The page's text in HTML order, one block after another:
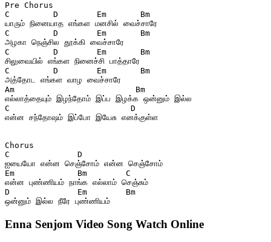
Pre Chorus
C         D        Em       Bm
யாரும் நினையாத எங்கள மனசில் வைச்சாரே
C         D        Em       Bm
அழகா நெஞ்சில தூக்கி வைச்சாரே
C         D        Em       Bm
சிலுவையில் எங்கள நினைச்சி பாத்தாரே
C         D        Em       Bm
அத்தோட எங்கள வாழ வைச்சாரே
Am                         Bm
எல்லாத்தையும் இழந்தோம் இப்ப இழக்க ஒன்னும் இல்ல
C                         D
என்ன சந்தோஷம் இப்போ இயேசு எனக்குள்ள
Chorus
C              D
ஐயையோ என்ன செஞ்சோம் என்ன செஞ்சோம்
Em             Bm        C
என்ன புண்ணியம் நாங்க எல்லாம் செஞ்சும்
D              Em        Bm
ஒன்னும் இல்ல நீரே புண்ணியம்
Enna Senjom Video Song Watch Online